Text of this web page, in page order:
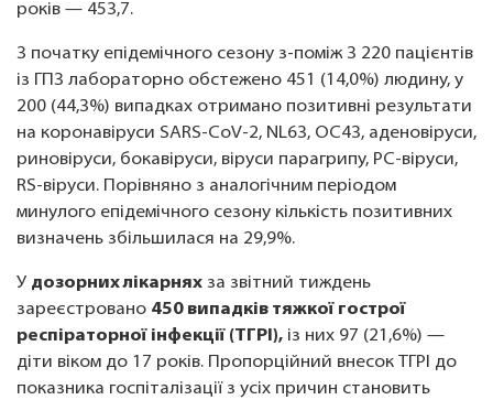
років — 453,7.
З початку епідемічного сезону з-поміж 3 220 пацієнтів
із ГПЗ лабораторно обстежено 451 (14,0%) людину, у
200 (44,3%) випадках отримано позитивні результати
на коронавіруси SARS-CoV-2, NL63, OC43, аденовіруси,
риновіруси, бокавіруси, віруси парагрипу, РС-віруси,
RS-віруси. Порівняно з аналогічним періодом
минулого епідемічного сезону кількість позитивних
визначень збільшилася на 29,9%.
У дозорних лікарнях за звітний тиждень
зареєстровано 450 випадків тяжкої гострої
респіраторної інфекції (ТГРІ), із них 97 (21,6%) —
діти віком до 17 років. Пропорційний внесок ТГРІ до
показника госпіталізації з усіх причин становить